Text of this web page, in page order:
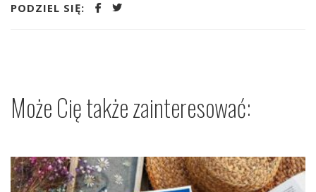
PODZIEL SIĘ:
Może Cię także zainteresować: